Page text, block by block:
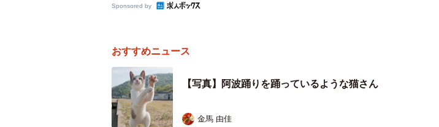
Sponsored by
おすすめニュース
【写真】阿波踊りを踊っているような猫さん
金馬 由佳